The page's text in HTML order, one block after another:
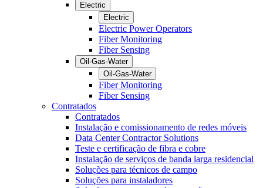
Electric
Electric
Electric Power Operators
Fiber Monitoring
Fiber Sensing
Oil-Gas-Water
Oil-Gas-Water
Fiber Monitoring
Fiber Sensing
Contratados
Contratados
Instalação e comissionamento de redes móveis
Data Center Contractor Solutions
Teste e certificação de fibra e cobre
Instalação de serviços de banda larga residencial
Soluções para técnicos de campo
Soluções para instaladores